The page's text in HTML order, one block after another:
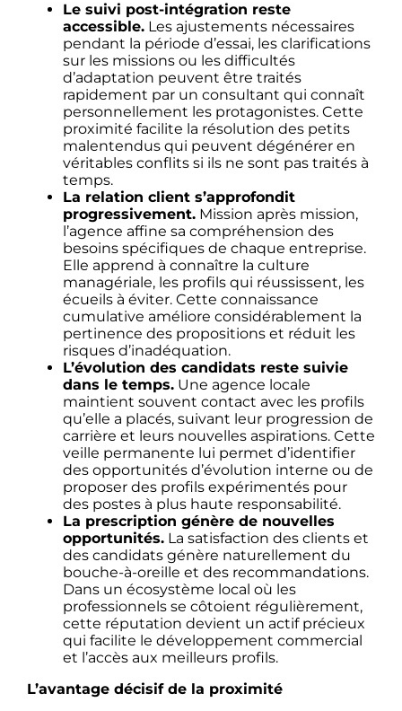
Le suivi post-intégration reste
accessible.Les ajustements nécessaires
pendant la période d’essai, les clarifications
sur les missions ou les difficultés
d’adaptation peuvent être traités
rapidement par un consultant qui connaît
personnellement les protagonistes. Cette
proximité facilite la résolution des petits
malentendus qui peuvent dégénérer en
véritables conflits si ils ne sont pas traités à
temps.
La relation client s’approfondit
progressivement.Mission après mission,
l’agence affine sa compréhension des
besoins spécifiques de chaque entreprise.
Elle apprend à connaître la culture
managériale, les profils qui réussissent, les
écueils à éviter. Cette connaissance
cumulative améliore considérablement la
pertinence des propositions et réduit les
risques d’inadéquation.
L’évolution des candidats reste suivie
dans le temps.Une agence locale
maintient souvent contact avec les profils
qu’elle a placés, suivant leur progression de
carrière et leurs nouvelles aspirations. Cette
veille permanente lui permet d’identifier
des opportunités d’évolution interne ou de
proposer des profils expérimentés pour
des postes à plus haute responsabilité.
La prescription génère de nouvelles
opportunités.La satisfaction des clients et
des candidats génère naturellement du
bouche-à-oreille et des recommandations.
Dans un écosystème local où les
professionnels se côtoient régulièrement,
cette réputation devient un actif précieux
qui facilite le développement commercial
et l’accès aux meilleurs profils.
L’avantage décisif de la proximité